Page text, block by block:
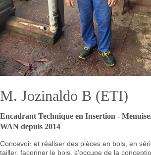
M. Jozinaldo B (ETI)
Encadrant Technique en Insertion -
WAN depuis 2014
Concevoir et réaliser des pièces en bois, en
tailler, façonner le bois, s’occupe de la